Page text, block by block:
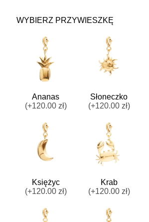
WYBIERZ PRZYWIESZKĘ
Ananas
(+120.00 zł)
Słoneczko
(+120.00 zł)
Księżyc
(+120.00 zł)
Krab
(+120.00 zł)